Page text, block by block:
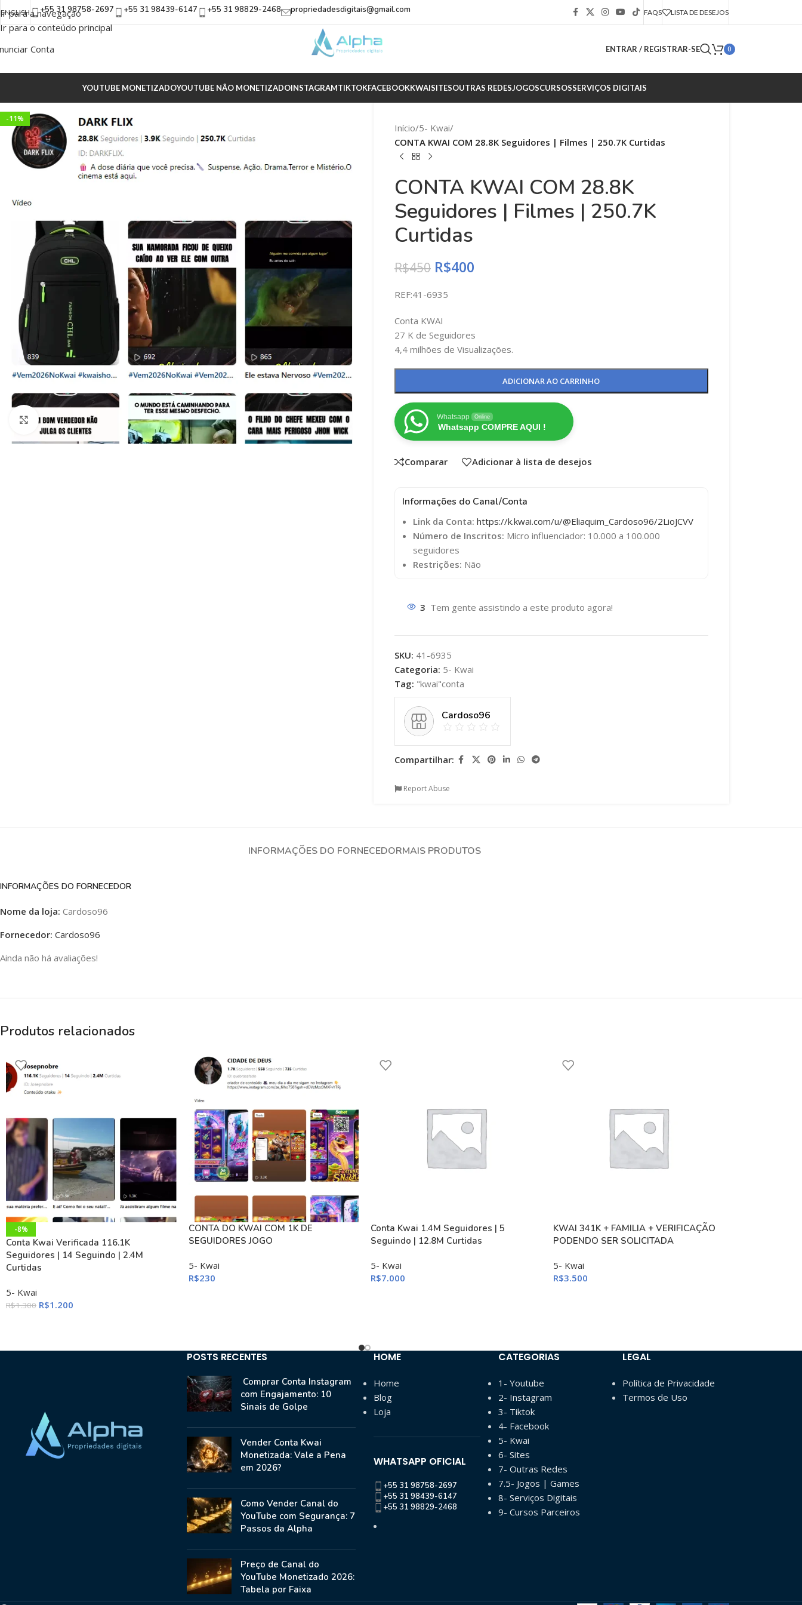
Ir para a navegação
Ir para o conteúdo principal
ENGLISH +55 31 98758-2697 +55 31 98439-6147 +55 31 98829-2468 propriedadesdigitais@gmail.com FAQS LISTA DE DESEJOS
Conta ENTRAR / REGISTRAR-SE 0
YOUTUBE MONETIZADOYOUTUBE NÃO MONETIZADOINSTAGRAMTIKTOKFACEBOOKKWAISITESOUTRAS REDESJOGOSCURSOSSERVIÇOS DIGITAIS
-11%
Clique para ampliar
Início/5- Kwai/
CONTA KWAI COM 28.8K Seguidores | Filmes | 250.7K Curtidas
CONTA KWAI COM 28.8K
Seguidores | Filmes | 250.7K
Curtidas
R$450 R$400
REF:41-6935
Conta KWAI
27 K de Seguidores
4,4 milhões de Visualizações.
ADICIONAR AO CARRINHO
Whatsapp Online
Whatsapp COMPRE AQUI !
Comparar Adicionar à lista de desejos
Informações do Canal/Conta
Link da Conta: https://k.kwai.com/u/@Eliaquim_Cardoso96/2LioJCVV
Número de Inscritos: Micro influenciador: 10.000 a 100.000
seguidores
Restrições: Não
3 Tem gente assistindo a este produto agora!
SKU: 41-6935
Categoria: 5- Kwai
Tag: "kwai"conta
Cardoso96
Compartilhar:
Report Abuse
INFORMAÇÕES DO FORNECEDORMAIS PRODUTOS
INFORMAÇÕES DO FORNECEDOR
Nome da loja: Cardoso96
Fornecedor: Cardoso96
Ainda não há avaliações!
Produtos relacionados
-8%
Conta Kwai Verificada 116.1K
Seguidores | 14 Seguindo | 2.4M
Curtidas
5- Kwai
R$1.300 R$1.200
CONTA DO KWAI COM 1K DE
SEGUIDORES JOGO
5- Kwai
R$230
Conta Kwai 1.4M Seguidores | 5
Seguindo | 12.8M Curtidas
5- Kwai
R$7.000
KWAI 341K + FAMILIA + VERIFICAÇÃO
PODENDO SER SOLICITADA
5- Kwai
R$3.500
POSTS RECENTES
Comprar Conta Instagram
com Engajamento: 10
Sinais de Golpe
Vender Conta Kwai
Monetizada: Vale a Pena
em 2026?
Como Vender Canal do
YouTube com Segurança: 7
Passos da Alpha
Preço de Canal do
YouTube Monetizado 2026:
Tabela por Faixa
HOME
Home
Blog
Loja
WHATSAPP OFICIAL
+55 31 98758-2697
+55 31 98439-6147
+55 31 98829-2468
CATEGORIAS
1- Youtube
2- Instagram
3- Tiktok
4- Facebook
5- Kwai
6- Sites
7- Outras Redes
7.5- Jogos | Games
8- Serviços Digitais
9- Cursos Parceiros
LEGAL
Política de Privacidade
Termos de Uso